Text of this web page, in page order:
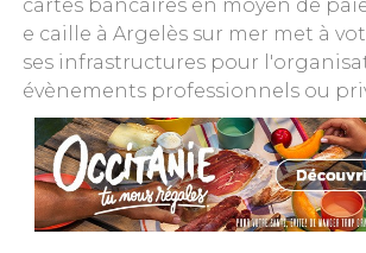
cartes bancaires en moyen de
e caille à Argelès sur mer met à
ses infrastructures pour
évènements professionnels ou